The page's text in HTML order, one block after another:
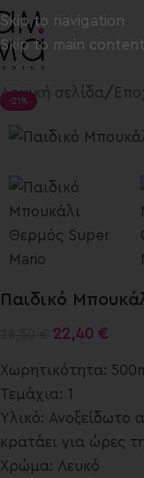
Skip to navigation
Skip to main content
Αρχική σελίδα /
-21%
Παιδικό
22,40 €
Χωρητικότητα:
Τεμάχια: 1
Υλικό: Ανοξείδωτο
κρατάει για ώρες
Χρώμα: Λευκό